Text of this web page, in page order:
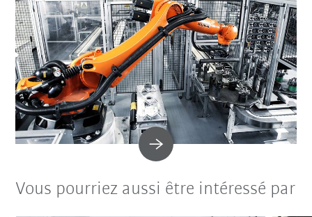
Vous pourriez aussi être intéressé par